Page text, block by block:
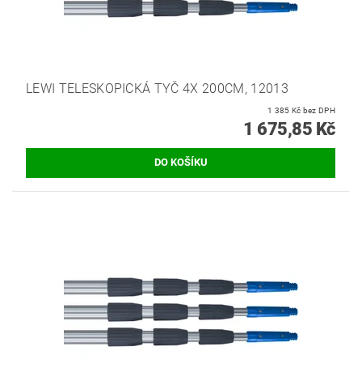
LEWI TELESKOPICKÁ TYČ 4X 200CM, 12013
1 385 Kč bez DPH
1 675,85 Kč